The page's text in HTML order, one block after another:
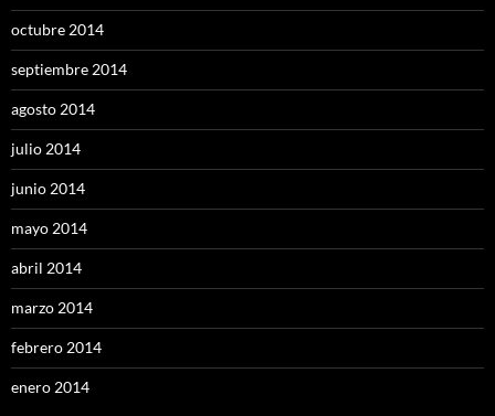
octubre 2014
septiembre 2014
agosto 2014
julio 2014
junio 2014
mayo 2014
abril 2014
marzo 2014
febrero 2014
enero 2014